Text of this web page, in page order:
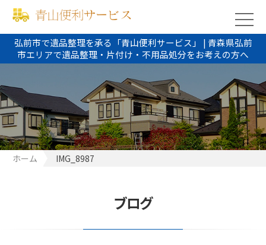
弘前市で遺品整理を承る「青山便利サービス」 | 青森県弘前
市エリアで遺品整理・片付け・不用品処分をお考えの方へ
ホーム IMG_8987
ブログ